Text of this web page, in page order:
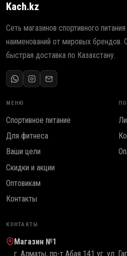
Kach.kz
Сеть магазинов спортивного
наименований от мировых брендов.
быстрая доставка по Казахстану.
МЕНЮ
Спортивное питание
Для фитнеса
Ваши цели
Скидки и акции
Оптовикам
Контакты
КОНТАКТЫ
Магазин №1
г. Алматы, пр-т Абая 141 уг. ул.